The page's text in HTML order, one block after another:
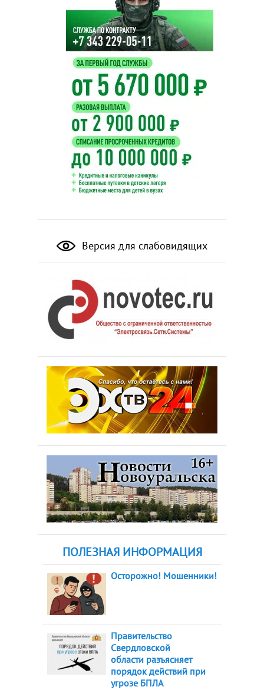
Версия для слабовидящих
ПОЛЕЗНАЯ ИНФОРМАЦИЯ
Осторожно! Мошенники!
Правительство
Свердловской
области разъясняет
порядок действий при
угрозе БПЛА